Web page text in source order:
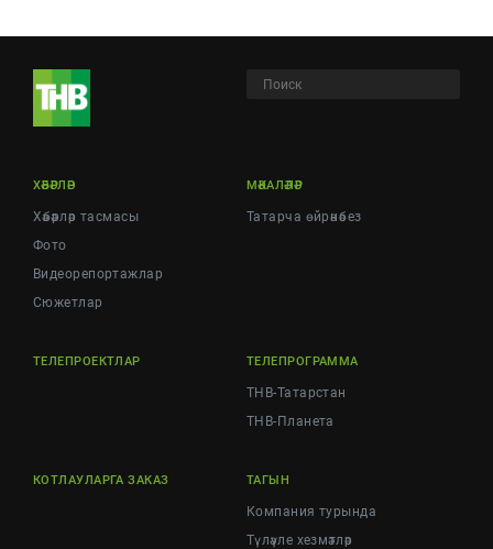
ХӘБӘРЛӘР
Хәбәрләр тасмасы
Фото
Видеорепортажлар
Cюжетлар
МӘКАЛӘЛӘР
Татарча өйрәнәбез
ТЕЛЕПРОЕКТЛАР ТЕЛЕПРОГРАММА
ТНВ-Татарстан
ТНВ-Планета
КОТЛАУЛАРГА ЗАКАЗ ТАГЫН
Компания турында
Түләүле хезмәтләр